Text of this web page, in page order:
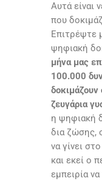
Αυτά είναι
που
Επιτρέψτε
ψηφιακή
μήνα μας
100.000
ζευγάρια
η ψηφιακή
δια ζώσης,
να γίνει
και εκεί ο
εμπειρία